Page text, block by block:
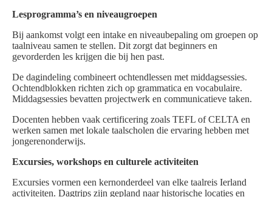
Lesprogramma’s en niveaugroepen
Bij aankomst volgt een intake en niveaubepaling om groepen op
taalniveau samen te stellen. Dit zorgt dat beginners en
gevorderden les krijgen die bij hen past.
De dagindeling combineert ochtendlessen met middagsessies.
Ochtendblokken richten zich op grammatica en vocabulaire.
Middagsessies bevatten projectwerk en communicatieve taken.
Docenten hebben vaak certificering zoals TEFL of CELTA en
werken samen met lokale taalscholen die ervaring hebben met
jongerenonderwijs.
Excursies, workshops en culturele activiteiten
Excursies vormen een kernonderdeel van elke taalreis Ierland
activiteiten. Dagtrips zijn gepland naar historische locaties en